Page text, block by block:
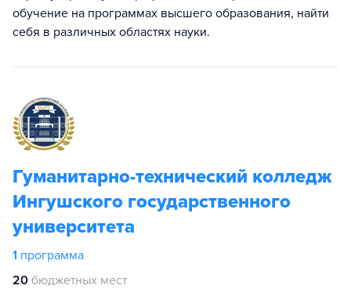
обучение на программах высшего образования, найти
себя в различных областях науки.
Гуманитарно-технический колледж
Ингушского государственного
университета
1 программа
20 бюджетных мест